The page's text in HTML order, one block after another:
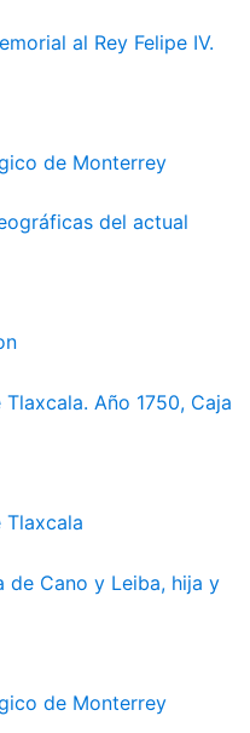
al Rey Felipe IV.
de Monterrey
del actual
Año 1750, Caja
de Cano y Leiba, hija y
de Monterrey